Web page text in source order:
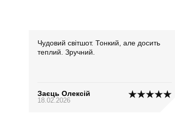
Чудовий світшот. Тонкий, але досить
теплий. Зручний.
Заєць Олексій
18.02.2026